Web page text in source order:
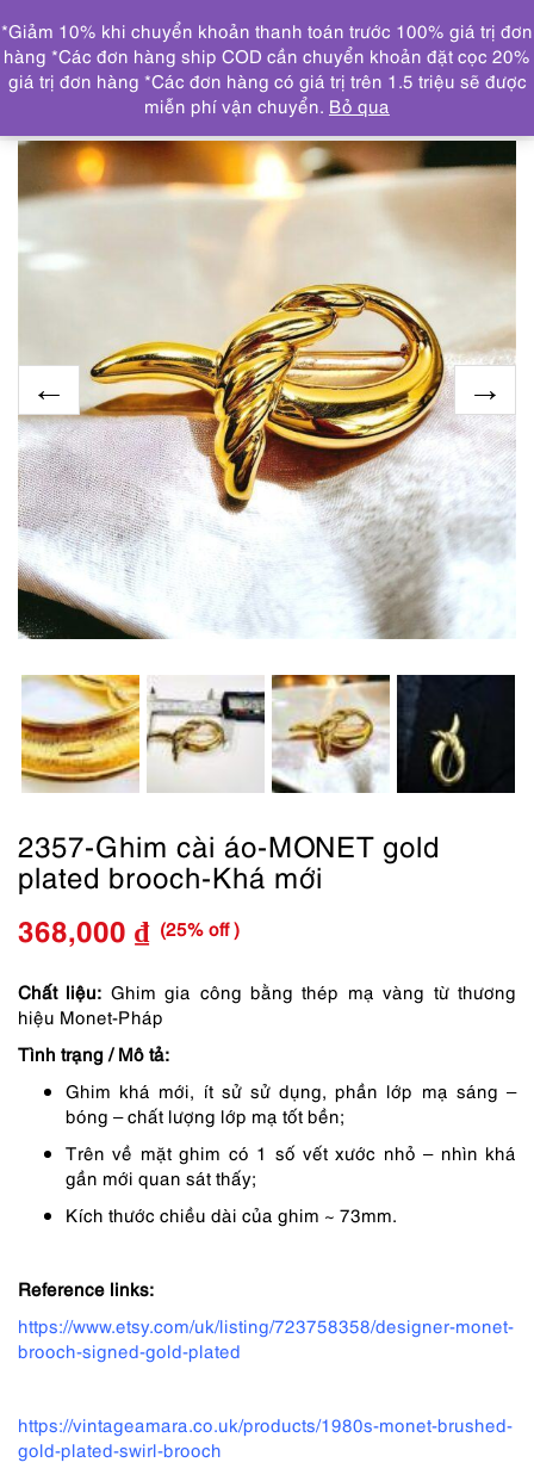
DANH MỤC
Trang chủ TRANG SỨC KHUYÊN TAI
2357-Ghim cài
áo-MONET gold plated brooch-Khá mới
2357-Ghim cài áo-MONET gold
plated brooch-Khá mới
Giá
gốc
là:
368,000 ₫
Giá
hiện
tại
368,000 ₫.
(25% off )
Chất liệu: Ghim gia công bằng thép mạ vàng từ thương
hiệu Monet-Pháp
Tình trạng / Mô tả:
Ghim khá mới, ít sử sử dụng, phần lớp mạ sáng –
bóng – chất lượng lớp mạ tốt bền;
Trên về mặt ghim có 1 số vết xước nhỏ – nhìn khá
gần mới quan sát thấy;
Kích thước chiều dài của ghim ~ 73mm.
Reference links:
https://www.etsy.com/uk/listing/723758358/designer-monet-
brooch-signed-gold-plated
https://vintageamara.co.uk/products/1980s-monet-brushed-
gold-plated-swirl-brooch
*Giảm 10% khi chuyển khoản thanh toán trước 100% giá trị đơn
hàng *Các đơn hàng ship COD cần chuyển khoản đặt cọc 20%
giá trị đơn hàng *Các đơn hàng có giá trị trên 1.5 triệu sẽ được
miễn phí vận chuyển. Bỏ qua